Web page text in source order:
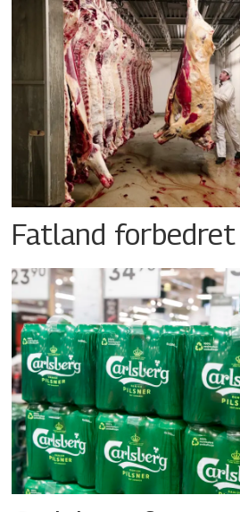
Fatland